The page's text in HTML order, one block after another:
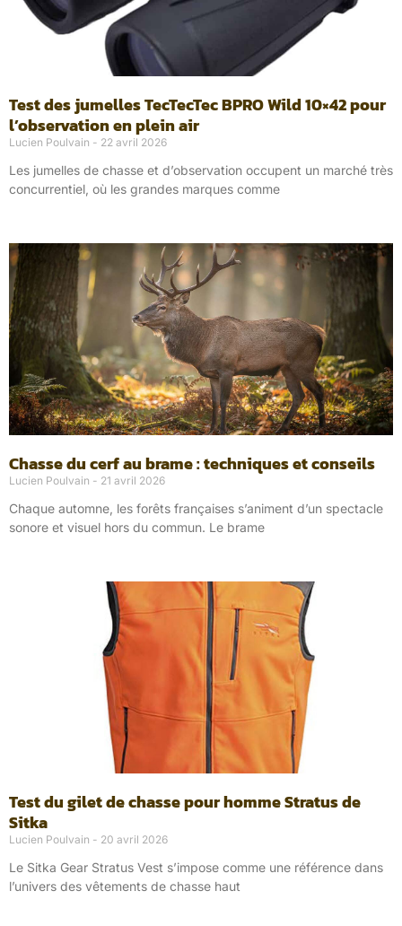
Test des jumelles TecTecTec BPRO Wild 10×42 pour
l’observation en plein air
Lucien Poulvain 22 avril 2026
Les jumelles de chasse et d’observation occupent un marché très
concurrentiel, où les grandes marques comme
Chasse du cerf au brame : techniques et conseils
Lucien Poulvain 21 avril 2026
Chaque automne, les forêts françaises s’animent d’un spectacle
sonore et visuel hors du commun. Le brame
Test du gilet de chasse pour homme Stratus de
Sitka
Lucien Poulvain 20 avril 2026
Le Sitka Gear Stratus Vest s’impose comme une référence dans
l’univers des vêtements de chasse haut